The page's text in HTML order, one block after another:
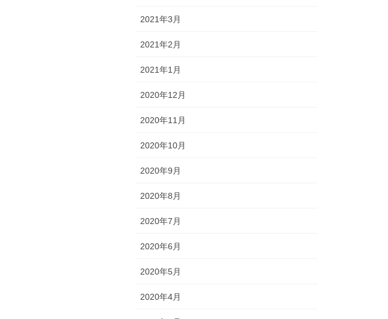
2021年3月
2021年2月
2021年1月
2020年12月
2020年11月
2020年10月
2020年9月
2020年8月
2020年7月
2020年6月
2020年5月
2020年4月